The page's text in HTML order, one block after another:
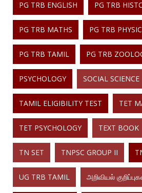
PG TRB ENGLISH PG TRB
PG TRB MATHS PG TRB
PG TRB TAMIL PG TRB
PSYCHOLOGY SOCIAL SCIENCE
TAMIL ELIGIBILITY TEST TET
TET PSYCHOLOGY TEXT BOOK
TN SET TNPSC GROUP II
UG TRB TAMIL அறிவியல்